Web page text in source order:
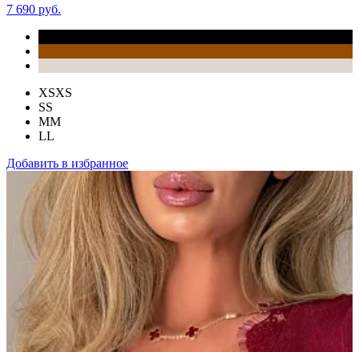
7 690 руб.
XSXS
SS
MM
LL
Добавить в избранное